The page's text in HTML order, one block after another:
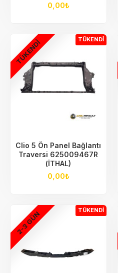
0,00₺
TÜKENDI
TÜKENDI
Clio 5 Ön Panel Bağlantı
Traversi 625009467R
(İTHAL)
0,00₺
TÜKENDI
2-3 GÜN